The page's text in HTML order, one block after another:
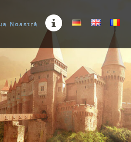
Noastră